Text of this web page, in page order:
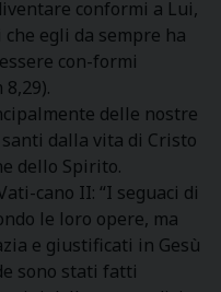
conformi a Lui,
che egli da sempre ha
con-formi
delle nostre
dalla vita di Cristo
dello Spirito.
cano II: “I seguaci di
le loro opere, ma
e giustificati in Gesù
sono stati fatti